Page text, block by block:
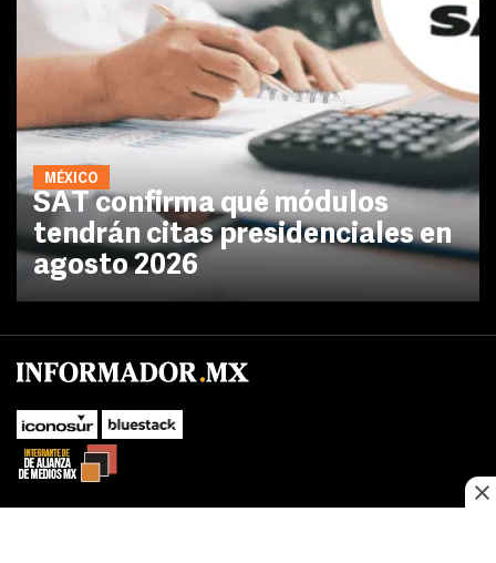
MÉXICO
SAT confirma qué módulos
tendrán citas presidenciales en
agosto 2026